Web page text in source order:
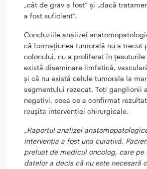
„cât de grav a fost” și „dacă
a fost suficient”.
Concluziile analizei
că formațiunea tumorală nu a trecut
colonului, nu a proliferat în țesuturile
există diseminare limfatică,
și că nu există celule tumorale la
segmentului rezecat. Toți ganglionii
negativi, ceea ce a confirmat
reușita intervenției chirurgicale.
„Raportul analizei
intervenția a fost una curativă.
preluat de medicul oncolog, care pe
datelor a decis că nu este necesară